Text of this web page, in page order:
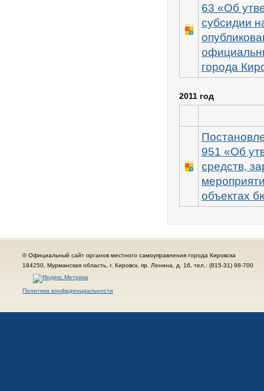
63 «Об
субсидии
города
2011 год
951 «Об
средств,
объектах
© Официальный сайт органов местного самоуправления города Кировска
184250, Мурманская область, г. Кировск, пр. Ленина, д. 16, тел.: (815-31) 98-700
Политика конфиденциальности